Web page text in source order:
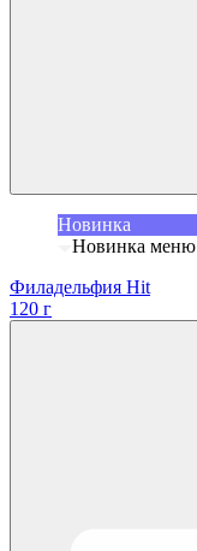
Новинка
Новинка меню
Филадельфия Hit
120 г